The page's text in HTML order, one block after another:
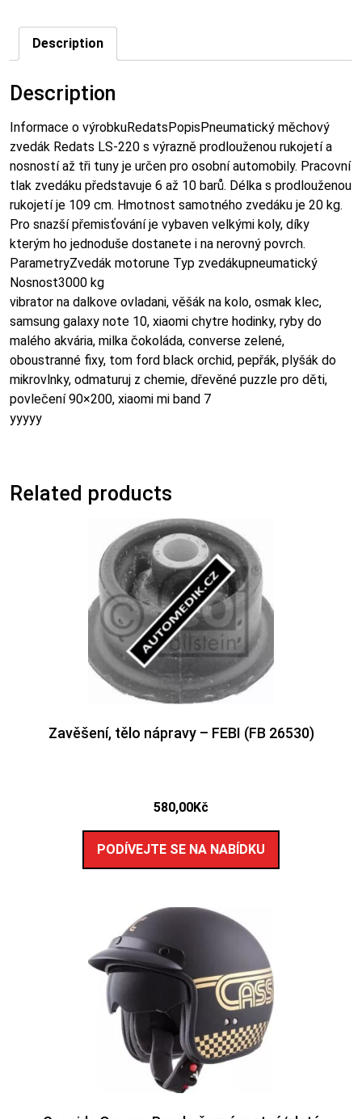
Description
Description
Informace o výrobkuRedatsPopisPneumatický měchový
zvedák Redats LS-220 s výrazně prodlouženou rukojetí a
nosností až tři tuny je určen pro osobní automobily. Pracovní
tlak zvedáku představuje 6 až 10 barů. Délka s prodlouženou
rukojetí je 109 cm. Hmotnost samotného zvedáku je 20 kg.
Pro snazší přemisťování je vybaven velkými koly, díky
kterým ho jednoduše dostanete i na nerovný povrch.
ParametryZvedák motorune Typ zvedákupneumatický
Nosnost3000 kg
vibrator na dalkove ovladani, věšák na kolo, osmak klec,
samsung galaxy note 10, xiaomi chytre hodinky, ryby do
malého akvária, milka čokoláda, converse zelené,
oboustranné fixy, tom ford black orchid, pepřák, plyšák do
mikrovlnky, odmaturuj z chemie, dřevěné puzzle pro děti,
povlečení 90×200, xiaomi mi band 7
yyyyy
Related products
Zavěšení, tělo nápravy – FEBI (FB 26530)
580,00Kč
PODÍVEJTE SE NA NABÍDKU